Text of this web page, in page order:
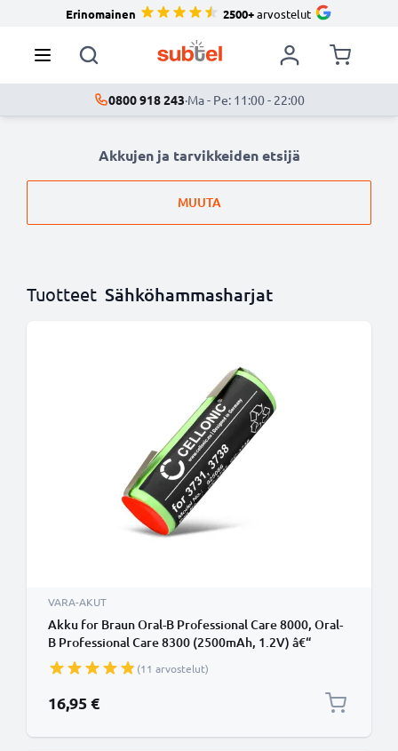
Erinomainen 2500+arvostelut
0800 918 243·Ma - Pe: 11:00 - 22:00
Akkujen ja tarvikkeiden etsijä
MUUTA
Tuotteet Sähköhammasharjat
VARA-AKUT
Akku for Braun Oral-B Professional Care 8000, Oral-
B Professional Care 8300 (2500mAh, 1.2V) â€“
CELLONIC
(11 arvostelut)
16,95 €